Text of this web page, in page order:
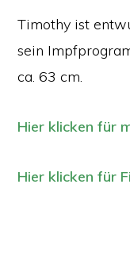
Timothy ist
sein
ca. 63 cm.
Hier klicken für
Hier klicken für